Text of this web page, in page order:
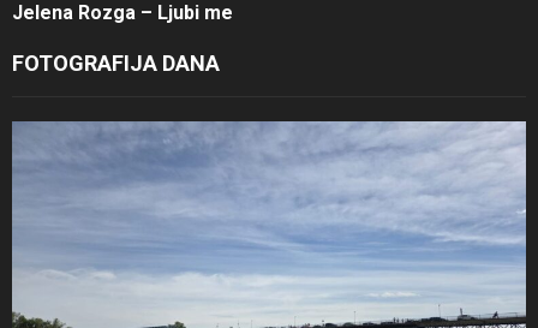
Jelena Rozga – Ljubi me
FOTOGRAFIJA DANA